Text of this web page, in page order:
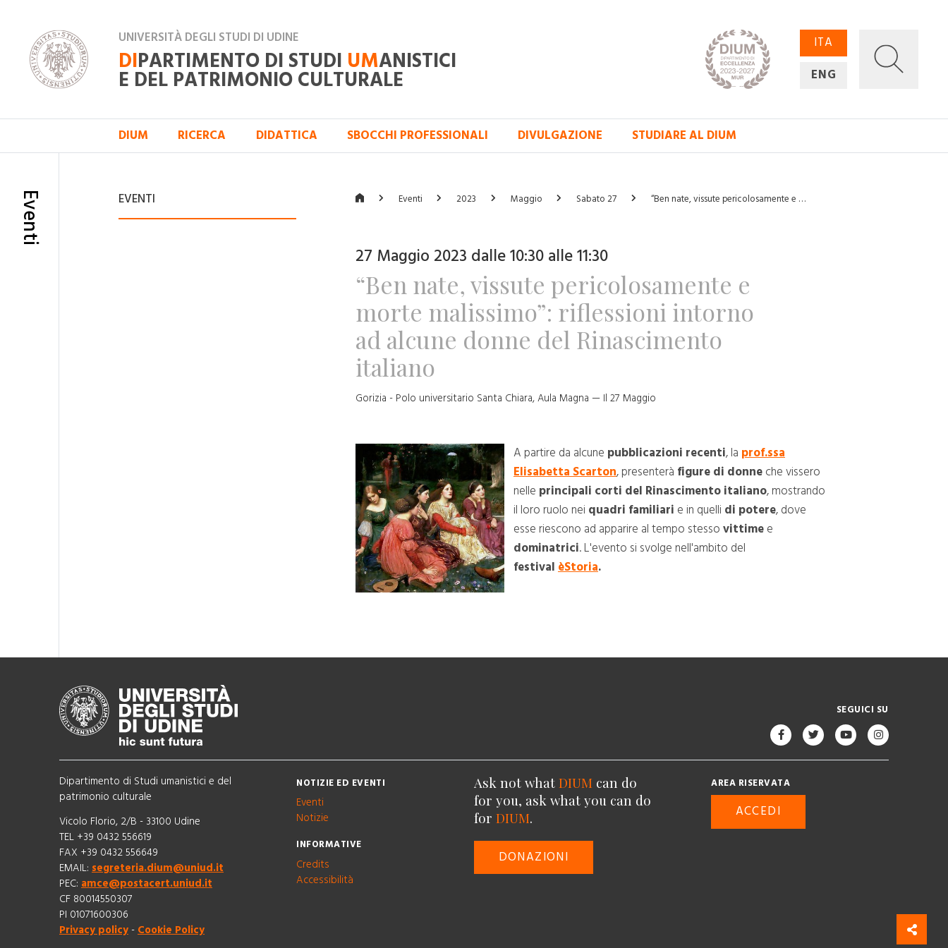
UNIVERSITÀ DEGLI STUDI DI UDINE
DIPARTIMENTO DI STUDI UMANISTICI
E DEL PATRIMONIO CULTURALE
ITA
ENG
DIUM RICERCA DIDATTICA SBOCCHI PROFESSIONALI DIVULGAZIONE STUDIARE AL DIUM
Eventi EVENTI Eventi 2023 Maggio Sabato 27 “Ben nate, vissute pericolosamente e …
27 Maggio 2023 dalle 10:30 alle 11:30
“Ben nate, vissute pericolosamente e
morte malissimo”: riflessioni intorno
ad alcune donne del Rinascimento
italiano
Gorizia - Polo universitario Santa Chiara, Aula Magna — Il 27 Maggio
A partire da alcune pubblicazioni recenti, la prof.ssa
Elisabetta Scarton, presenterà figure di donneche vissero
nelle principali corti del Rinascimento italiano, mostrando
il loro ruolo nei quadri familiari e in quelli di potere, dove
esse riescono ad apparire al tempo stesso vittimee
dominatrici. L'evento si svolge nell'ambito del
festival èStoria.
SEGUICI SU
Dipartimento di Studi umanistici e del
patrimonio culturale
Vicolo Florio, 2/B - 33100 Udine
TEL +39 0432 556619
FAX +39 0432 556649
EMAIL: segreteria.dium@uniud.it
PEC: amce@postacert.uniud.it
CF 80014550307
PI 01071600306
Privacy policy -Cookie Policy
NOTIZIE ED EVENTI
Eventi
Notizie
INFORMATIVE
Credits
Accessibilità
Ask not what DIUM can do
for you, ask what you can do
for DIUM.
DONAZIONI
AREA RISERVATA
ACCEDI